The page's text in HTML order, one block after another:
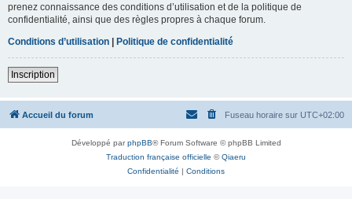
prenez connaissance des conditions d’utilisation et de la politique de
confidentialité, ainsi que des règles propres à chaque forum.
Conditions d’utilisation | Politique de confidentialité
Inscription
Accueil du forum Fuseau horaire sur UTC+02:00
Développé parphpBB® Forum Software © phpBB Limited
Traduction française officielle ©Qiaeru
Confidentialité | Conditions